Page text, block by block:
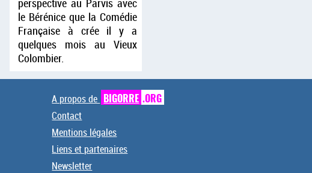
perspective au Parvis avec
le Bérénice que la Comédie
Française à crée il y a
quelques mois au Vieux
Colombier.
A propos de BIGORRE .ORG
Contact
Mentions légales
Liens et partenaires
Newsletter